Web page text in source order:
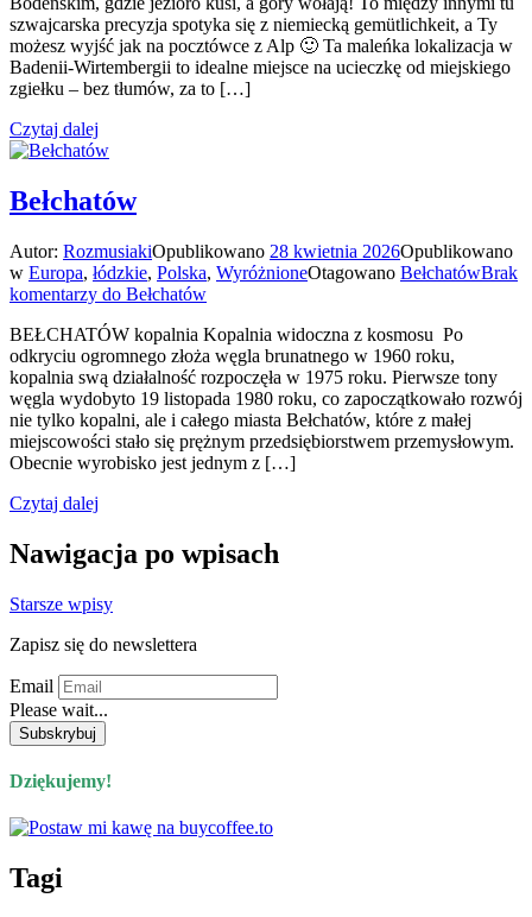
szwajcarska precyzja spotyka się z niemiecką gemütlichkeit, a Ty
możesz wyjść jak na pocztówce z Alp 🙂 Ta maleńka lokalizacja w
Badenii-Wirtembergii to idealne miejsce na ucieczkę od miejskiego
zgiełku – bez tłumów, za to […]
Czytaj dalej
Bełchatów
Autor: RozmusiakiOpublikowano 28 kwietnia 2026Opublikowano
w Europa, łódzkie, Polska, WyróżnioneOtagowano BełchatówBrak
komentarzy do Bełchatów
BEŁCHATÓW kopalnia Kopalnia widoczna z kosmosu Po
odkryciu ogromnego złoża węgla brunatnego w 1960 roku,
kopalnia swą działalność rozpoczęła w 1975 roku. Pierwsze tony
węgla wydobyto 19 listopada 1980 roku, co zapoczątkowało rozwój
nie tylko kopalni, ale i całego miasta Bełchatów, które z małej
miejscowości stało się prężnym przedsiębiorstwem przemysłowym.
Obecnie wyrobisko jest jednym z […]
Czytaj dalej
Nawigacja po wpisach
Starsze wpisy
Zapisz się do newslettera
Email
Please wait...
Dziękujemy!
Tagi